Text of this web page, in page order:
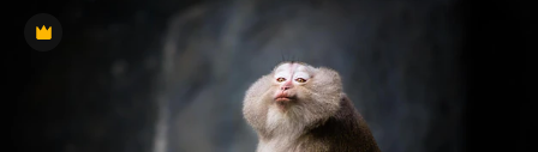
Premium